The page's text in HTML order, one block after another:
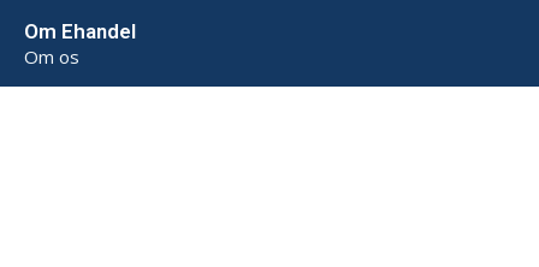
Om Ehandel
Om os
Annoncering & Partnerskab